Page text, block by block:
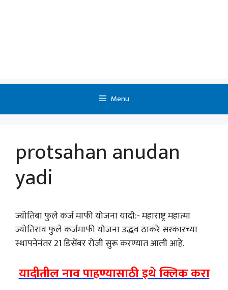
Menu
protsahan anudan
yadi
ज्योतिबा फुले कर्ज माफी योजना यादी:- महाराष्ट्र महात्मा
ज्योतिराव फुले कर्जमाफी योजना उद्धव ठाकरे सरकारच्या
स्थापनेनंतर 21 डिसेंबर रोजी सुरू करण्यात आली आहे.
यादीतील नाव पाहण्यासाठीइथे क्लिक करा